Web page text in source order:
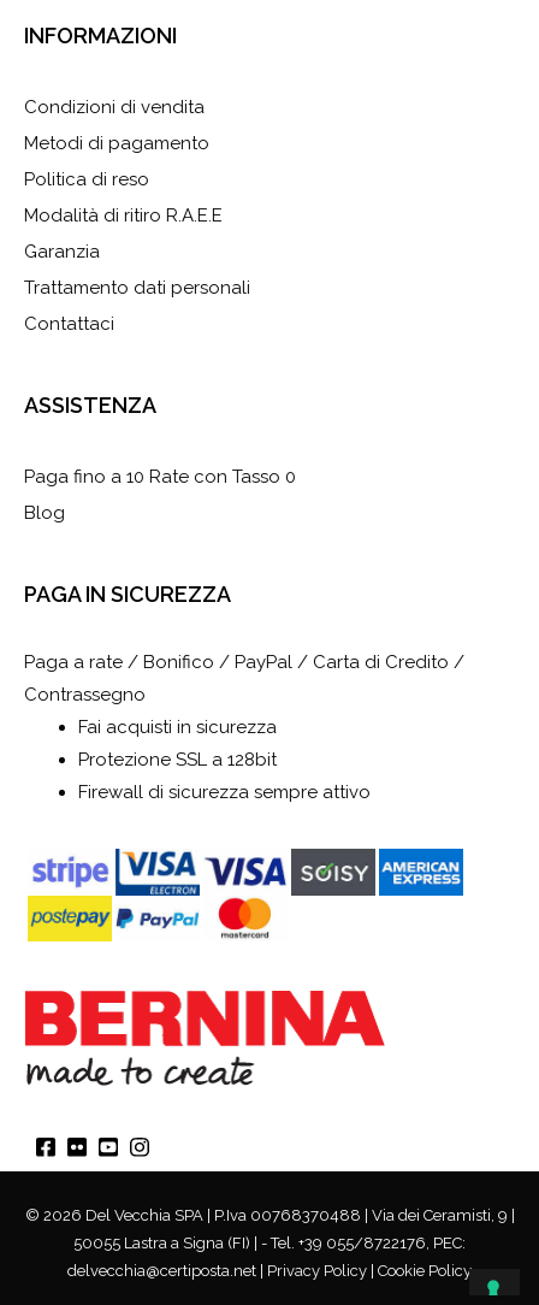
INFORMAZIONI
Condizioni di vendita
Metodi di pagamento
Politica di reso
Modalità di ritiro R.A.E.E
Garanzia
Trattamento dati personali
Contattaci
ASSISTENZA
Paga fino a 10 Rate con Tasso 0
Blog
PAGA IN SICUREZZA
Paga a rate / Bonifico / PayPal / Carta di Credito /
Contrassegno
Fai acquisti in sicurezza
Protezione SSL a 128bit
Firewall di sicurezza sempre attivo
© 2026 Del Vecchia SPA | P.Iva 00768370488 | Via dei Ceramisti, 9 |
50055 Lastra a Signa (FI) | - Tel. +39 055/8722176, PEC:
delvecchia@certiposta.net | Privacy Policy Cookie Policy